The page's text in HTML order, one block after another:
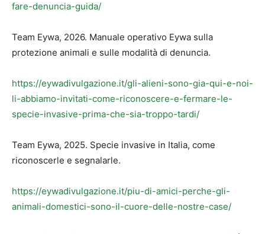
fare-denuncia-guida/
Team Eywa, 2026. Manuale operativo Eywa sulla
protezione animali e sulle modalità di denuncia.
https://eywadivulgazione.it/gli-alieni-sono-gia-qui-e-noi-
li-abbiamo-invitati-come-riconoscere-e-fermare-le-
specie-invasive-prima-che-sia-troppo-tardi/
Team Eywa, 2025. Specie invasive in Italia, come
riconoscerle e segnalarle.
https://eywadivulgazione.it/piu-di-amici-perche-gli-
animali-domestici-sono-il-cuore-delle-nostre-case/